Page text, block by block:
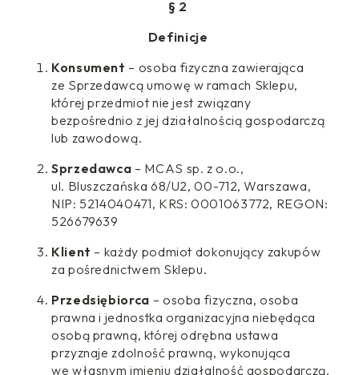
§ 2
Definicje
Konsument – osoba fizyczna zawierająca
ze Sprzedawcą umowę w ramach Sklepu,
której przedmiot nie jest związany
bezpośrednio z jej działalnością gospodarczą
lub zawodową.
Sprzedawca – MCAS sp. z o.o.,
ul. Bluszczańska 68/U2, 00-712, Warszawa,
NIP: 5214040471, KRS: 0001063772, REGON:
526679639
Klient – każdy podmiot dokonujący zakupów
za pośrednictwem Sklepu.
Przedsiębiorca – osoba fizyczna, osoba
prawna i jednostka organizacyjna niebędąca
osobą prawną, której odrębna ustawa
przyznaje zdolność prawną, wykonująca
we własnym imieniu działalność gospodarczą,